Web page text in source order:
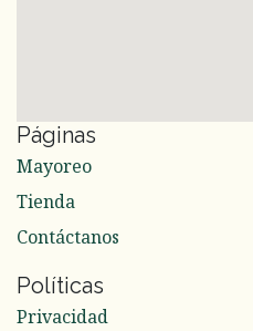
Páginas
Mayoreo
Tienda
Contáctanos
Políticas
Privacidad